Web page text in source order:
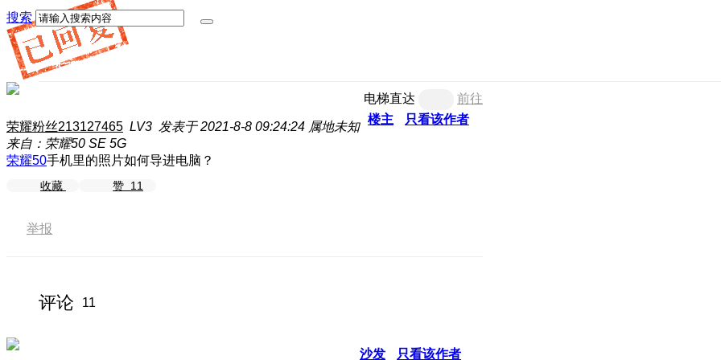
搜索
电梯直达
前往
楼主
只看该作者
荣耀粉丝213127465 LV3 发表于 2021-8-8 09:24:24 属地未知
来自：荣耀50 SE 5G
荣耀50手机里的照片如何导进电脑？
收藏 赞 11
举报
评论 11
沙发 只看该作者